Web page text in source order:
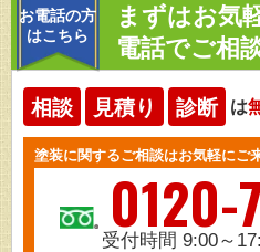
お電話の方
はこちら
まずはお気
電話でご相
相談 見積り 診断 は
塗装に関するご相談はお気軽にご
0120-
受付時間 9:00～